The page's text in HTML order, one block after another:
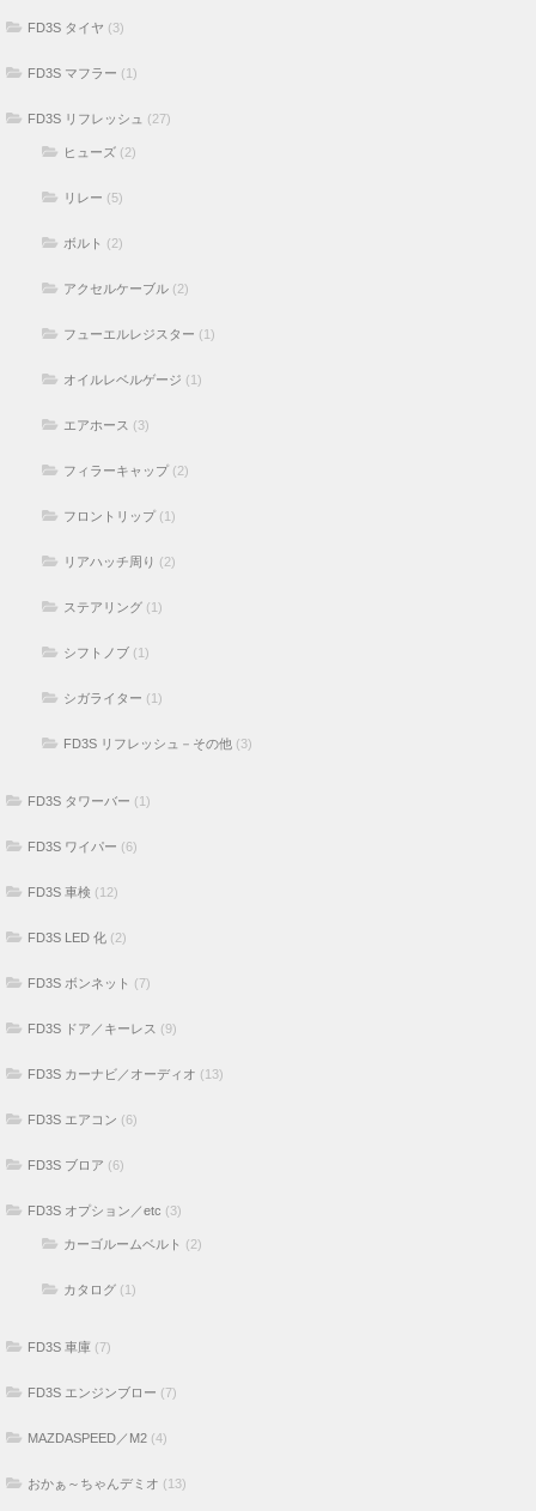
FD3S タイヤ (3)
FD3S マフラー (1)
FD3S リフレッシュ (27)
ヒューズ (2)
リレー (5)
ボルト (2)
アクセルケーブル (2)
フューエルレジスター (1)
オイルレベルゲージ (1)
エアホース (3)
フィラーキャップ (2)
フロントリップ (1)
リアハッチ周り (2)
ステアリング (1)
シフトノブ (1)
シガライター (1)
FD3S リフレッシュ－その他 (3)
FD3S タワーバー (1)
FD3S ワイパー (6)
FD3S 車検 (12)
FD3S LED 化 (2)
FD3S ボンネット (7)
FD3S ドア／キーレス (9)
FD3S カーナビ／オーディオ (13)
FD3S エアコン (6)
FD3S ブロア (6)
FD3S オプション／etc (3)
カーゴルームベルト (2)
カタログ (1)
FD3S 車庫 (7)
FD3S エンジンブロー (7)
MAZDASPEED／M2 (4)
おかぁ～ちゃんデミオ (13)